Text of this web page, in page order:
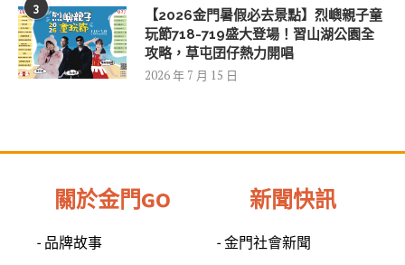
3
【2026金門暑假必去景點】烈嶼親子童
玩節718-719盛大登場！習山湖公園全
攻略，草屯囝仔熱力開唱
2026 年 7 月 15 日
關於金門GO
- 品牌故事
新聞快訊
- 金門社會新聞